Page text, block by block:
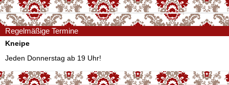
Regelmäßige Termine
Kneipe
Jeden Donnerstag ab 19 Uhr!